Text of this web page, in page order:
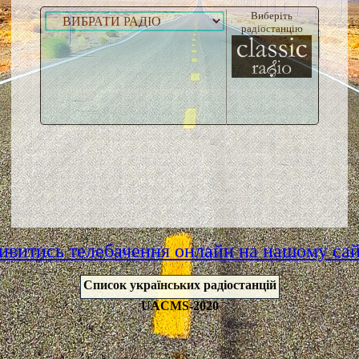
Виберіть
радіостанцію
телебачення онлайн на нашому
Список українських радіостанцій
UACMS-2020